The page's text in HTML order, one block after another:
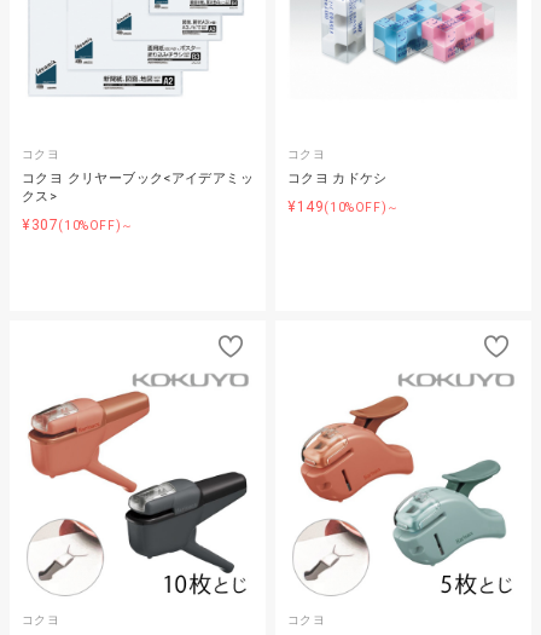
コクヨ
コクヨ クリヤーブック<アイデアミッ
クス>
¥307(10%OFF)～
コクヨ
コクヨ カドケシ
¥149(10%OFF)～
コクヨ コクヨ